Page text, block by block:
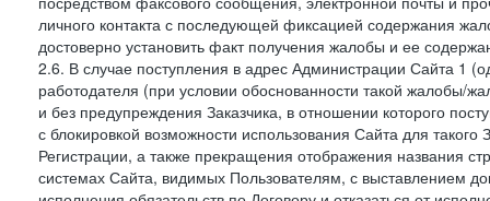
личного контакта с последующей фиксацией содержания
достоверно установить факт получения жалобы и ее
2.6. В случае поступления в адрес Администрации Сайта 1
работодателя (при условии обоснованности такой
и без предупреждения Заказчика, в отношении которого
с блокировкой возможности использования Сайта для
Регистрации, а также прекращения отображения названия
системах Сайта, видимых Пользователям, с выставлением